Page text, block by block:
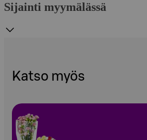
Sijainti myymälässä
Katso myös